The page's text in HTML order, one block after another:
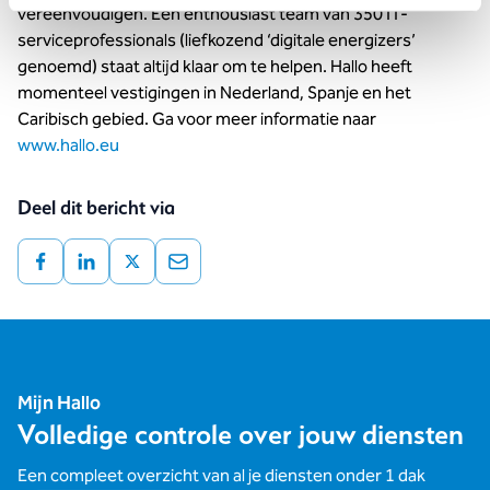
vereenvoudigen. Een enthousiast team van 350 IT-
serviceprofessionals (liefkozend ‘digitale energizers’
genoemd) staat altijd klaar om te helpen. Hallo heeft
momenteel vestigingen in Nederland, Spanje en het
Caribisch gebied. Ga voor meer informatie naar
www.hallo.eu
Deel dit bericht via
Mijn Hallo
Volledige controle over jouw diensten
Een compleet overzicht van al je diensten onder 1 dak